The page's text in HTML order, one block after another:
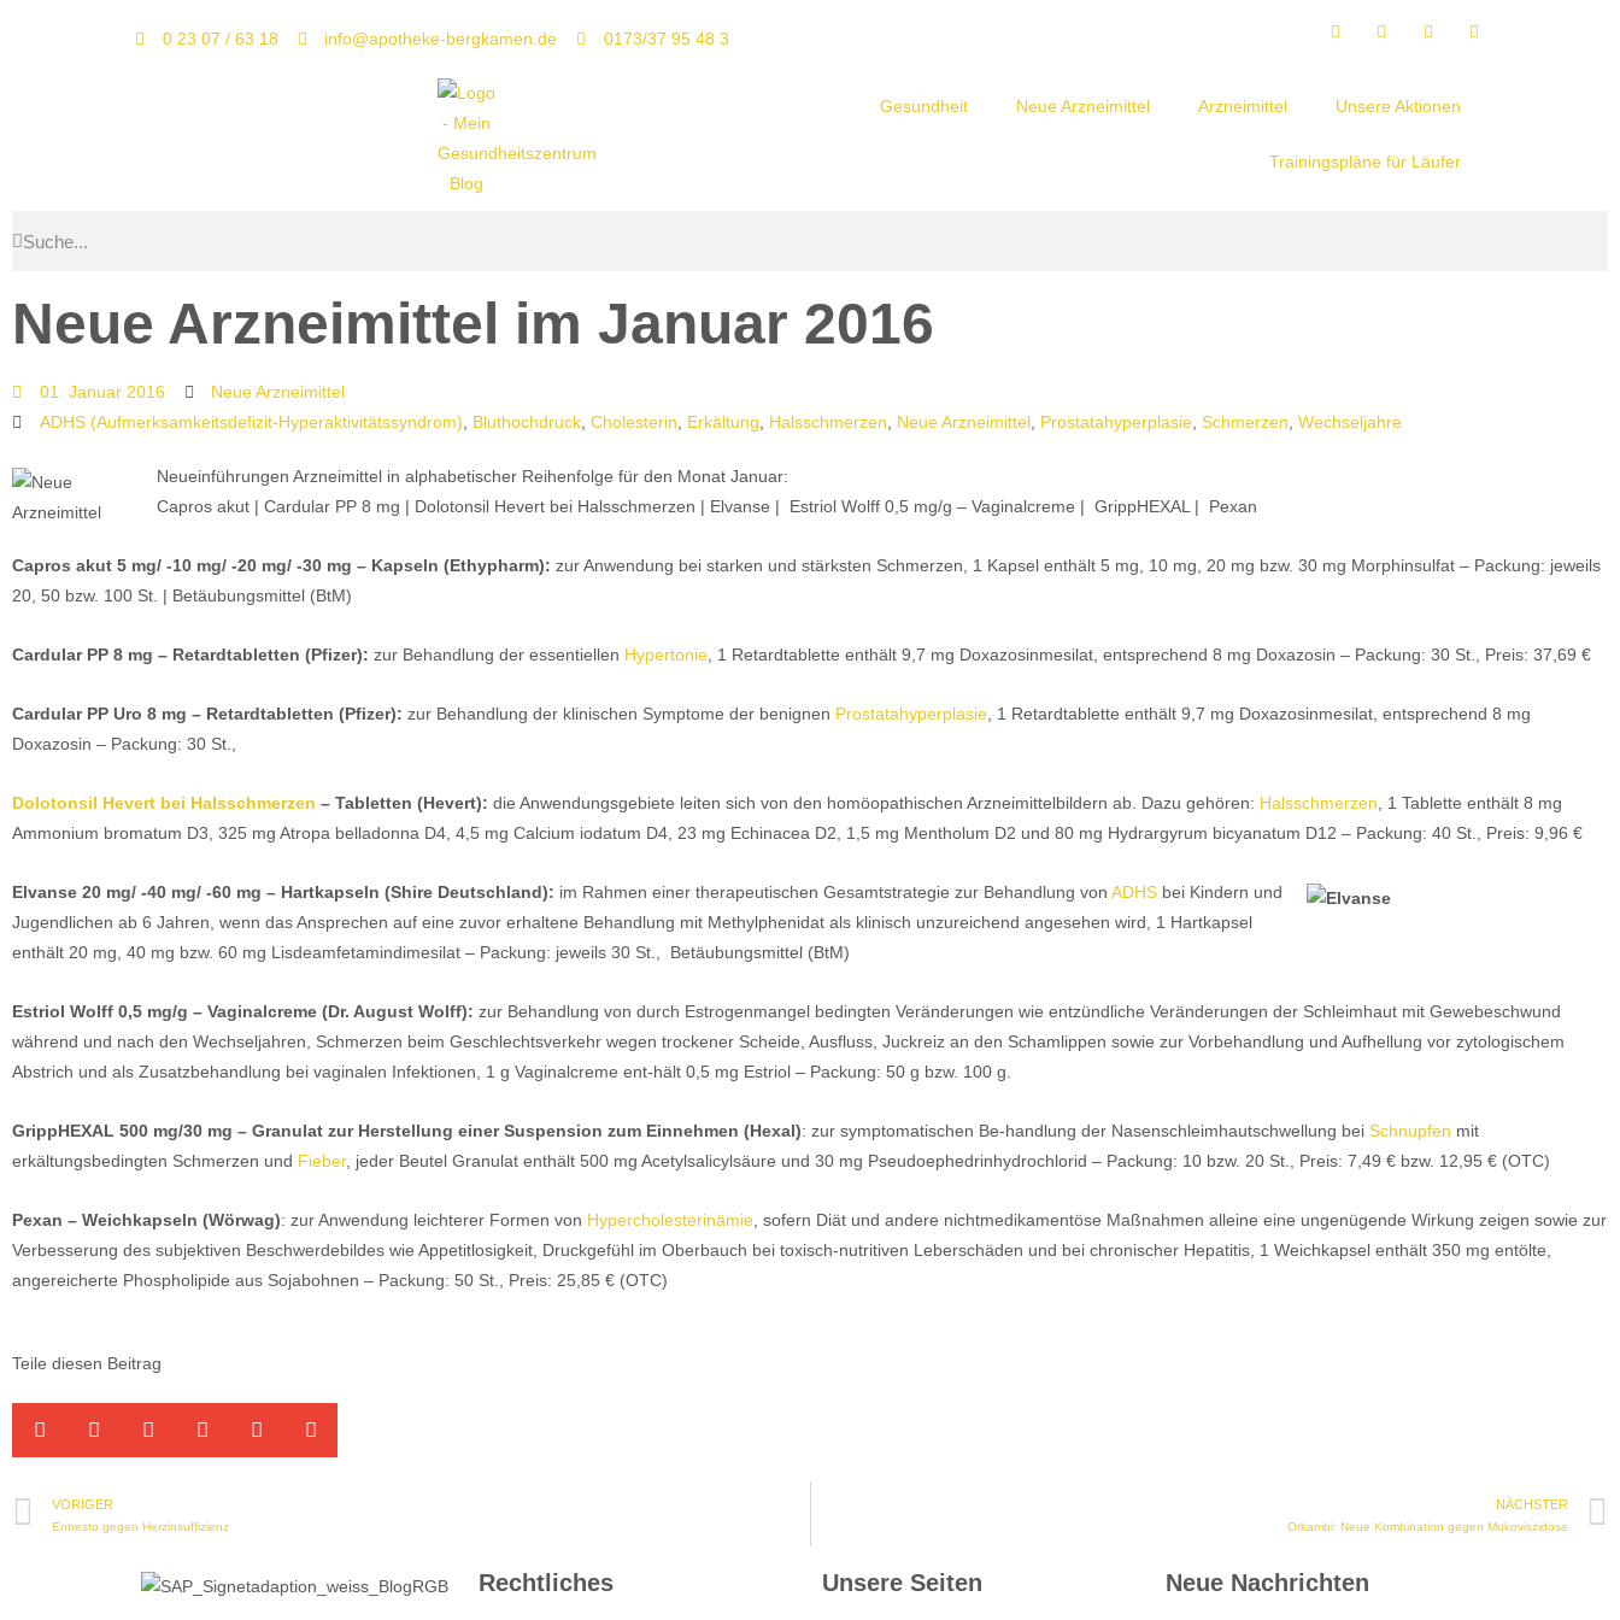
0 23 07 / 63 18 info@apotheke-bergkamen.de 0173/37 95 48 3
Gesundheit Neue Arzneimittel Arzneimittel Unsere Aktionen
Trainingspläne für Läufer
Neue Arzneimittel im Januar 2016
01. Januar 2016
Neue Arzneimittel
ADHS (Aufmerksamkeitsdefizit-Hyperaktivitätssyndrom)
Bluthochdruck, Cholesterin Erkältung Halsschmerzen Neue Arzneimittel, Prostatahyperplasie, Schmerzen Wechseljahre
Neueinführungen Arzneimittel in alphabetischer Reihenfolge für den Monat Januar:
Capros akut | Cardular PP 8 mg | Dolotonsil Hevert bei Halsschmerzen | Elvanse | Estriol Wolff 0,5 mg/g – Vaginalcreme | GrippHEXAL | Pexan
Capros akut 5 mg/ -10 mg/ -20 mg/ -30 mg – Kapseln (Ethypharm): zur Anwendung bei starken und stärksten Schmerzen, 1 Kapsel enthält 5 mg, 10 mg, 20 mg bzw. 30 mg Morphinsulfat – Packung: jeweils
20, 50 bzw. 100 St. | Betäubungsmittel (BtM)
Cardular PP 8 mg – Retardtabletten (Pfizer): zur Behandlung der essentiellen Hypertonie , 1 Retardtablette enthält 9,7 mg Doxazosinmesilat, entsprechend 8 mg Doxazosin – Packung: 30 St., Preis: 37,69 €
Cardular PP Uro 8 mg – Retardtabletten (Pfizer): zur Behandlung der klinischen Symptome der benignen Prostatahyperplasie , 1 Retardtablette enthält 9,7 mg Doxazosinmesilat, entsprechend 8 mg
Doxazosin – Packung: 30 St.,
Dolotonsil Hevert bei Halsschmerzen – Tabletten (Hevert): die Anwendungsgebiete leiten sich von den homöopathischen Arzneimittelbildern ab. Dazu gehören: Halsschmerzen , 1 Tablette enthält 8 mg
Ammonium bromatum D3, 325 mg Atropa belladonna D4, 4,5 mg Calcium iodatum D4, 23 mg Echinacea D2, 1,5 mg Mentholum D2 und 80 mg Hydrargyrum bicyanatum D12 – Packung: 40 St., Preis: 9,96 €
Elvanse 20 mg/ -40 mg/ -60 mg – Hartkapseln (Shire Deutschland): im Rahmen einer therapeutischen Gesamtstrategie zur Behandlung von ADHS bei Kindern und
Jugendlichen ab 6 Jahren, wenn das Ansprechen auf eine zuvor erhaltene Behandlung mit Methylphenidat als klinisch unzureichend angesehen wird, 1 Hartkapsel
enthält 20 mg, 40 mg bzw. 60 mg Lisdeamfetamindimesilat – Packung: jeweils 30 St., Betäubungsmittel (BtM)
Estriol Wolff 0,5 mg/g – Vaginalcreme (Dr. August Wolff): zur Behandlung von durch Estrogenmangel bedingten Veränderungen wie entzündliche Veränderungen der Schleimhaut mit Gewebeschwund
während und nach den Wechseljahren, Schmerzen beim Geschlechtsverkehr wegen trockener Scheide, Ausfluss, Juckreiz an den Schamlippen sowie zur Vorbehandlung und Aufhellung vor zytologischem
Abstrich und als Zusatzbehandlung bei vaginalen Infektionen, 1 g Vaginalcreme ent-hält 0,5 mg Estriol – Packung: 50 g bzw. 100 g.
GrippHEXAL 500 mg/30 mg – Granulat zur Herstellung einer Suspension zum Einnehmen (Hexal): zur symptomatischen Be-handlung der Nasenschleimhautschwellung bei Schnupfen mit
erkältungsbedingten Schmerzen und Fieber, jeder Beutel Granulat enthält 500 mg Acetylsalicylsäure und 30 mg Pseudoephedrinhydrochlorid – Packung: 10 bzw. 20 St., Preis: 7,49 € bzw. 12,95 € (OTC)
Pexan – Weichkapseln (Wörwag): zur Anwendung leichterer Formen von Hypercholesterinämie , sofern Diät und andere nichtmedikamentöse Maßnahmen alleine eine ungenügende Wirkung zeigen sowie zur
Verbesserung des subjektiven Beschwerdebildes wie Appetitlosigkeit, Druckgefühl im Oberbauch bei toxisch-nutritiven Leberschäden und bei chronischer Hepatitis, 1 Weichkapsel enthält 350 mg entölte,
angereicherte Phospholipide aus Sojabohnen – Packung: 50 St., Preis: 25,85 € (OTC)
Teile diesen Beitrag
VORIGER
Entresto gegen Herzinsuffizienz
NÄCHSTER
Orkambi: Neue Kombination gegen Mukoviszidose
Rechtliches Unsere Seiten Neue Nachrichten